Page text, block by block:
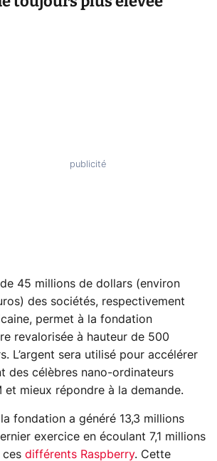
de 45 millions de dollars (environ
des sociétés, respectivement
permet à la fondation
revalorisée à hauteur de 500
L’argent sera utilisé pour accélérer
des célèbres nano-ordinateurs
et mieux répondre à la demande.
fondation a généré 13,3 millions
exercice en écoulant 7,1 millions
ces différents Raspberry. Cette